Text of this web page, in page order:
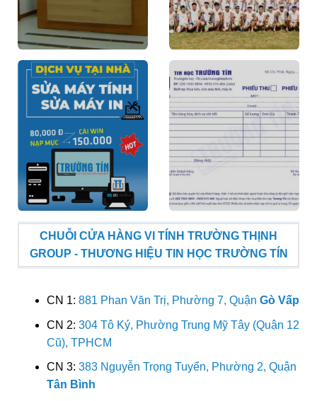
CHUỖI CỬA HÀNG VI TÍNH TRƯỜNG THỊNH
GROUP - THƯƠNG HIỆU TIN HỌC TRƯỜNG TÍN
CN 1: 881 Phan Văn Trị, Phường 7, Quận Gò Vấp
CN 2: 304 Tô Ký, Phường Trung Mỹ Tây (Quận 12
Cũ), TPHCM
CN 3: 383 Nguyễn Trọng Tuyển, Phường 2, Quận
Tân Bình